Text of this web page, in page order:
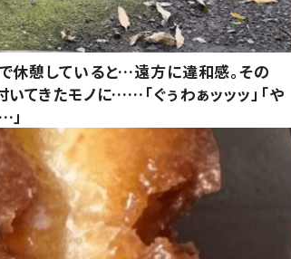
休憩していると…遠方に違和感。その
いてきたモノに……「ぐぅわぁッッッ」「や
」